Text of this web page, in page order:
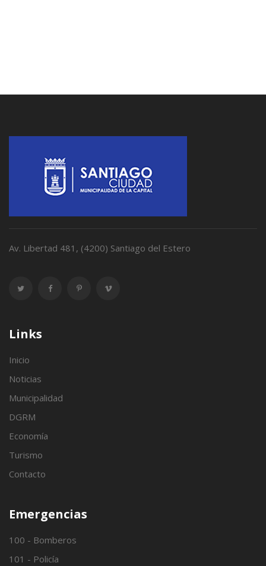
Av. Libertad 481, (4200) Santiago del Estero
Links
Inicio
Noticias
Municipalidad
DGRM
Economía
Turismo
Contacto
Emergencias
100 - Bomberos
101 - Policía